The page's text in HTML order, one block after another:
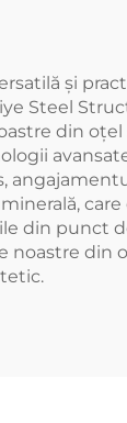
și
Steel
din
din punct
noastre din